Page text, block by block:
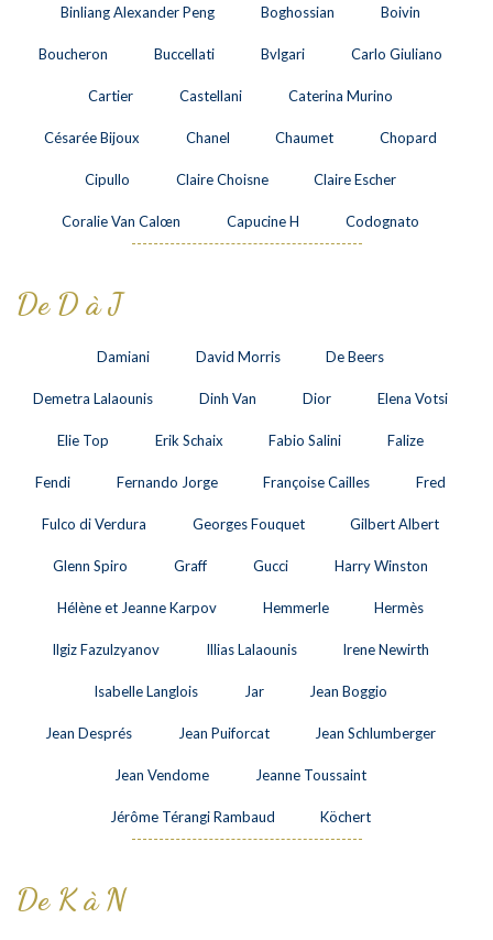
Binliang Alexander Peng Boghossian Boivin
Boucheron Buccellati Bvlgari Carlo Giuliano
Cartier Castellani Caterina Murino
Césarée Bijoux Chanel Chaumet Chopard
Cipullo Claire Choisne Claire Escher
Coralie Van Calœn Capucine H Codognato
De D à J
Damiani David Morris De Beers
Demetra Lalaounis Dinh Van Dior Elena Votsi
Elie Top Erik Schaix Fabio Salini Falize
Fendi Fernando Jorge Françoise Cailles Fred
Fulco di Verdura Georges Fouquet Gilbert Albert
Glenn Spiro Graff Gucci Harry Winston
Hélène et Jeanne Karpov Hemmerle Hermès
Ilgiz Fazulzyanov Illias Lalaounis Irene Newirth
Isabelle Langlois Jar Jean Boggio
Jean Després Jean Puiforcat Jean Schlumberger
Jean Vendome Jeanne Toussaint
Jérôme Térangi Rambaud Köchert
De K à N